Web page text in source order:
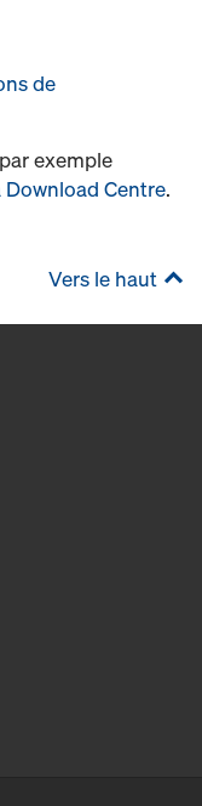
de
exemple
Download Centre.
Vers le haut